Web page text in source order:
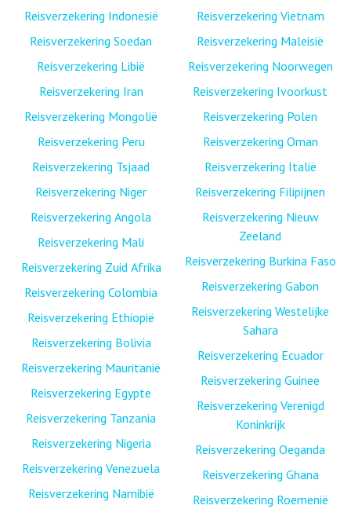
Reisverzekering Indonesië
Reisverzekering Soedan
Reisverzekering Libië
Reisverzekering Iran
Reisverzekering Mongolië
Reisverzekering Peru
Reisverzekering Tsjaad
Reisverzekering Niger
Reisverzekering Angola
Reisverzekering Mali
Reisverzekering Zuid Afrika
Reisverzekering Colombia
Reisverzekering Ethiopië
Reisverzekering Bolivia
Reisverzekering Mauritanië
Reisverzekering Egypte
Reisverzekering Tanzania
Reisverzekering Nigeria
Reisverzekering Venezuela
Reisverzekering Namibië
Reisverzekering Vietnam
Reisverzekering Maleisië
Reisverzekering Noorwegen
Reisverzekering Ivoorkust
Reisverzekering Polen
Reisverzekering Oman
Reisverzekering Italië
Reisverzekering Filipijnen
Reisverzekering Nieuw
Zeeland
Reisverzekering Burkina Faso
Reisverzekering Gabon
Reisverzekering Westelijke
Sahara
Reisverzekering Ecuador
Reisverzekering Guinee
Reisverzekering Verenigd
Koninkrijk
Reisverzekering Oeganda
Reisverzekering Ghana
Reisverzekering Roemenië